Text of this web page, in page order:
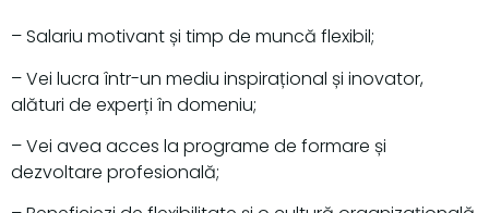
– Salariu motivant și timp de muncă flexibil;
– Vei lucra într-un mediu inspirațional și inovator,
alături de experți în domeniu;
– Vei avea acces la programe de formare și
dezvoltare profesională;